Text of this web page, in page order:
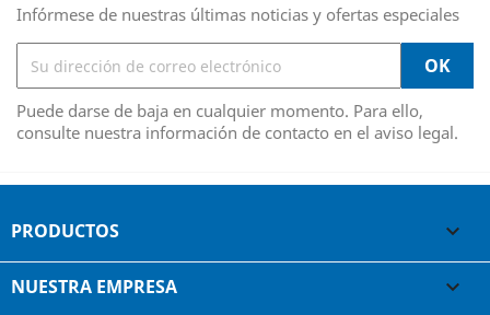
Infórmese de nuestras últimas noticias y ofertas especiales
Puede darse de baja en cualquier momento. Para ello,
consulte nuestra información de contacto en el aviso legal.
PRODUCTOS 
NUESTRA EMPRESA 